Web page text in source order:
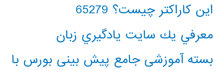
این کاراکتر چیست؟ 65279
معرفي يك سايت يادگيري زبان
بسته آموزشی جامع پیش بینی بورس با